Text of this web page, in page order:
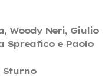
Woody Neri, Giulio
Spreafico e Paolo
Sturno